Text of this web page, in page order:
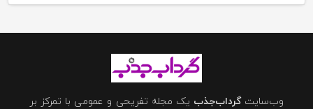
وب‌سایتگرداب‌جذب یک مجله تفریحی و عمومی با تمرکز بر